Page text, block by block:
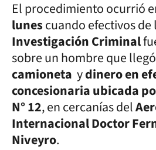
El procedimiento ocurrió
lunescuando efectivos de
Investigación Criminal
sobre un hombre que
camioneta ydinero en
concesionaria ubicada
N° 12, en cercanías del
Internacional Doctor
Niveyro.